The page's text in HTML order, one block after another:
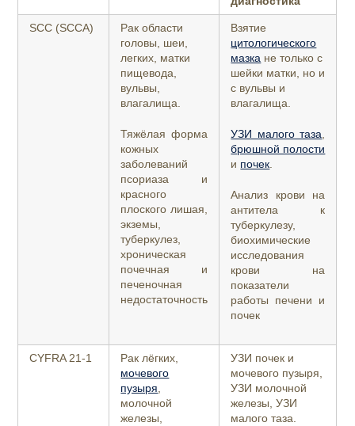
SCC (SCCA)
Рак области
головы, шеи,
легких, матки
пищевода,
вульвы,
влагалища.
Тяжёлая форма
кожных
заболеваний
псориаза и
красного
плоского лишая,
экземы,
туберкулез,
хроническая
почечная и
печеночная
недостаточность
Взятие
цитологического
мазка не только с
шейки матки, но и
с вульвы и
влагалища.
УЗИ малого таза
брюшной полости
и почек
Анализ крови на
антитела к
туберкулезу,
биохимические
исследования
крови на
показатели
работы печени и
почек
CYFRA 21-1
Рак лёгких,
мочевого
пузыря
молочной
железы,
УЗИ почек и
мочевого пузыря,
УЗИ молочной
железы, УЗИ
малого таза.